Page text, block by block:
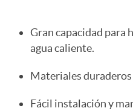
Gran capacidad para
agua caliente.
Materiales duraderos
Fácil instalación y